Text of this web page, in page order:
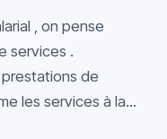
, on pense
services .
de
les services à la...